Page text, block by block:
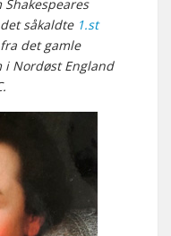
såkaldte 1.st
det gamle
Nordøst England